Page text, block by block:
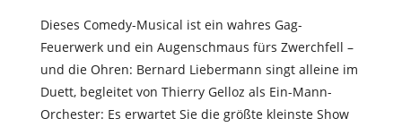
Dieses Comedy-Musical ist ein wahres Gag-
Feuerwerk und ein Augenschmaus fürs Zwerchfell –
und die Ohren: Bernard Liebermann singt alleine im
Duett, begleitet von Thierry Gelloz als Ein-Mann-
Orchester: Es erwartet Sie die größte kleinste Show